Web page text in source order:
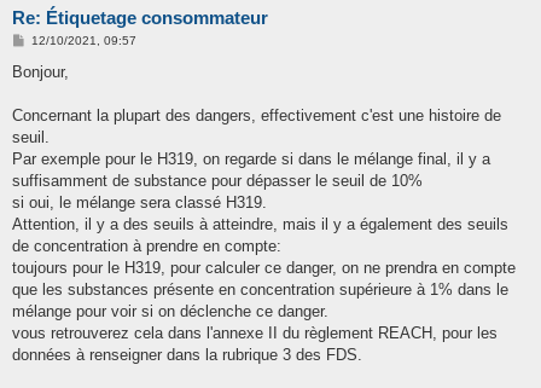
Re: Étiquetage consommateur
M
s
g
12/10/2021, 09:57
Bonjour,
Concernant la plupart des dangers, effectivement c'est une histoire de
seuil.
Par exemple pour le H319, on regarde si dans le mélange final, il y a
suffisamment de substance pour dépasser le seuil de 10%
si oui, le mélange sera classé H319.
Attention, il y a des seuils à atteindre, mais il y a également des seuils
de concentration à prendre en compte:
toujours pour le H319, pour calculer ce danger, on ne prendra en compte
que les substances présente en concentration supérieure à 1% dans le
mélange pour voir si on déclenche ce danger.
vous retrouverez cela dans l'annexe II du règlement REACH, pour les
données à renseigner dans la rubrique 3 des FDS.